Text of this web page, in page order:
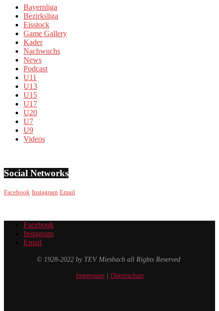
Bayernliga
Bezirksliga
Eisstock
Game Gallery
Kader
Nachwuchs
News
Podcast
U11
U13
U15
U17
U20
U7
U9
Videos
Social Networks
Facebook Instagram Email
Facebook
Instagram
Email
© 1928-2022 by TEV Miesbach all Rights Reserved
Impressum| Datenschutz